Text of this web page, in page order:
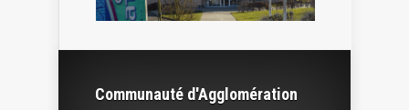
Communauté d'Agglomération